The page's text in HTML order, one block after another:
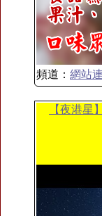
頻道： 網站
【夜港星